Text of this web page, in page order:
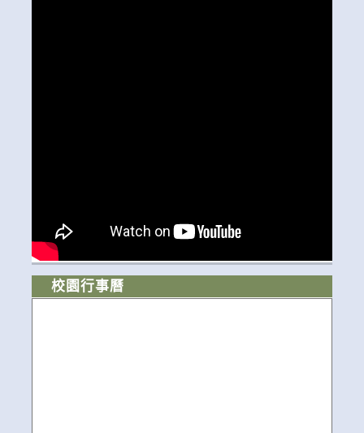
校園行事曆